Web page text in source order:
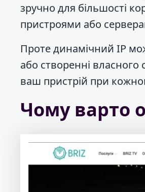
зручно для більшості
пристроями або
Проте динамічний IP
або створенні
ваш пристрій при
Чому варто